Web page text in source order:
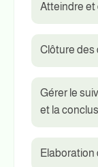
Atteindre et
Clôture des
Gérer le
et la
Elaboration